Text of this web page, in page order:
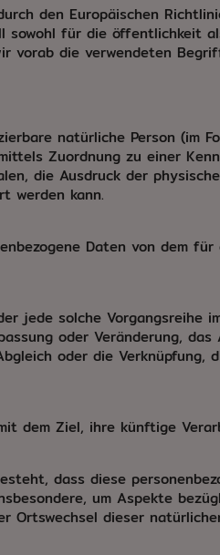
den Europäischen
sowohl für die öffentlichkeit
vorab die verwendeten
natürliche Person (im
Zuordnung zu einer
die Ausdruck der
werden kann.
Daten von dem
solche Vorgangsreihe
oder Veränderung,
oder die Verknüpfung,
dem Ziel, ihre künftige
dass diese
um Aspekte
dieser